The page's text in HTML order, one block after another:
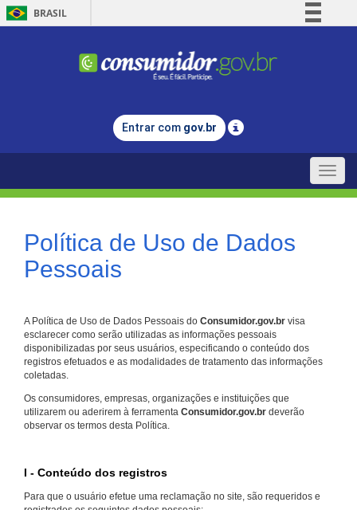
BRASIL
Comunica BR
Legislação
Entrar com gov.br
Toggle
Política de Uso de Dados
Pessoais
A Política de Uso de Dados Pessoais do Consumidor.gov.br visa
esclarecer como serão utilizadas as informações pessoais
disponibilizadas por seus usuários, especificando o conteúdo dos
registros efetuados e as modalidades de tratamento das informações
coletadas.
Os consumidores, empresas, organizações e instituições que
utilizarem ou aderirem à ferramenta Consumidor.gov.br deverão
observar os termos desta Política.
I - Conteúdo dos registros
Para que o usuário efetue uma reclamação no site, são requeridos e